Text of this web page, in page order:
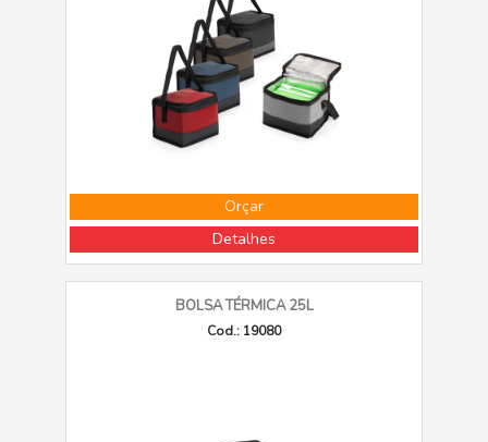
Orçar
Detalhes
BOLSA TÉRMICA 25L
Cod.: 19080